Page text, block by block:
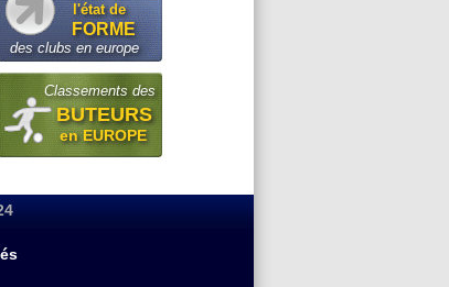
l'état de
FORME
des clubs en europe
Classements des
BUTEURS
en EUROPE